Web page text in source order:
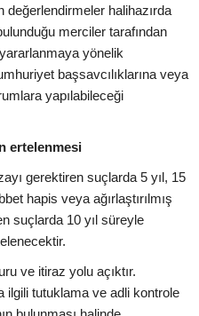
değerlendirmeler halihazırda
merciler tarafından
yönelik
başsavcılıklarına veya
yapılabileceği
ertelenmesi
gerektiren suçlarda 5 yıl, 15
hapis veya ağırlaştırılmış
suçlarda 10 yıl süreyle
ve itiraz yolu açıktır.
ilgili tutuklama ve adli kontrole